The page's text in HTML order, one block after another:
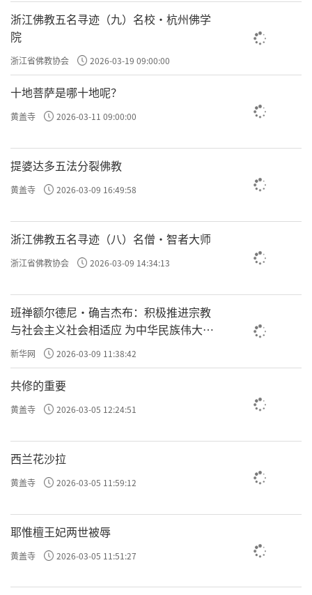
浙江佛教五名寻迹（九）名校·杭州佛学
院
浙江省佛教协会 2026-03-19 09:00:00
十地菩萨是哪十地呢？
黄盖寺 2026-03-11 09:00:00
提婆达多五法分裂佛教
黄盖寺 2026-03-09 16:49:58
浙江佛教五名寻迹（八）名僧·智者大师
浙江省佛教协会 2026-03-09 14:34:13
班禅额尔德尼·确吉杰布：积极推进宗教
与社会主义社会相适应 为中华民族伟大复
兴贡献力量
新华网 2026-03-09 11:38:42
共修的重要
黄盖寺 2026-03-05 12:24:51
西兰花沙拉
黄盖寺 2026-03-05 11:59:12
耶惟檀王妃两世被辱
黄盖寺 2026-03-05 11:51:27